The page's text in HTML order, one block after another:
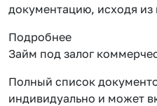
документацию, исходя
Подробнее
Займ под залог
Полный список
индивидуально и может